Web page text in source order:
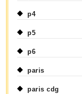
p4
p5
p6
paris
paris cdg